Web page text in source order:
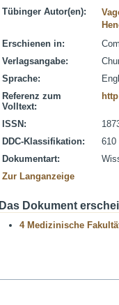
Tübinger Autor(en):
Erschienen in:
Verlagsangabe:
Sprache:
Referenz zum
Volltext:
ISSN:
DDC-Klassifikation:
610
Dokumentart:
Zur Langanzeige
Das Dokument
4 Medizinische